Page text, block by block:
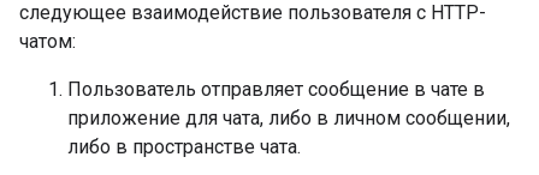
следующее взаимодействие пользователя с HTTP-
чатом:
Пользователь отправляет сообщение в чате в
приложение для чата, либо в личном сообщении,
либо в пространстве чата.